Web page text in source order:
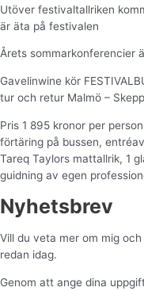
Utöver festivaltallriken
är äta på festivalen
Årets sommarkonferencier
Gavelinwine kör
tur och retur Malmö –
Pris 1 895 kronor per
förtäring på bussen,
Tareq Taylors mattallrik, 1
guidning av egen
Nyhetsbrev
Vill du veta mer om mig
redan idag.
Genom att ange dina